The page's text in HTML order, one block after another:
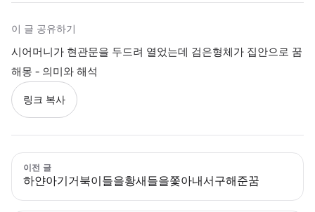
이 글 공유하기
시어머니가 현관문을 두드려 열었는데 검은형체가 집안으로 꿈
해몽 - 의미와 해석
링크 복사
이전 글
하얀아기거북이들을황새들을쫓아내서구해준꿈